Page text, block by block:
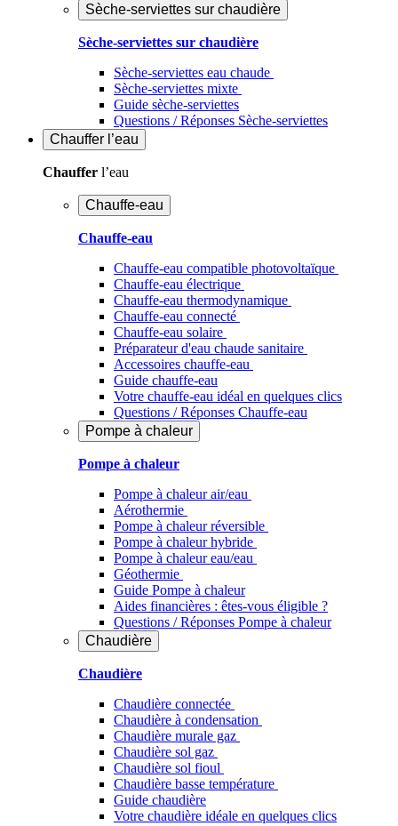
Sèche-serviettes sur chaudière
Sèche-serviettes sur chaudière
Sèche-serviettes eau chaude
Sèche-serviettes mixte
Guide sèche-serviettes
Questions / Réponses Sèche-serviettes
Chauffer l’eau
Chauffer l’eau
Chauffe-eau
Chauffe-eau
Chauffe-eau compatible photovoltaïque
Chauffe-eau électrique
Chauffe-eau thermodynamique
Chauffe-eau connecté
Chauffe-eau solaire
Préparateur d'eau chaude sanitaire
Accessoires chauffe-eau
Guide chauffe-eau
Votre chauffe-eau idéal en quelques clics
Questions / Réponses Chauffe-eau
Pompe à chaleur
Pompe à chaleur
Pompe à chaleur air/eau
Aérothermie
Pompe à chaleur réversible
Pompe à chaleur hybride
Pompe à chaleur​ eau/eau
Géothermie
Guide Pompe à chaleur
Aides financières : êtes-vous éligible ?
Questions / Réponses Pompe à chaleur
Chaudière
Chaudière
Chaudière connectée
Chaudière à condensation
Chaudière murale gaz
Chaudière sol gaz
Chaudière sol fioul
Chaudière basse température
Guide chaudière
Votre chaudière idéale en quelques clics